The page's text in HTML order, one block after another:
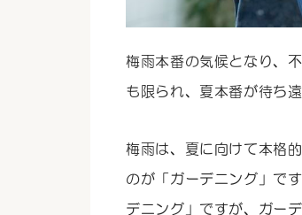
梅雨本番の気候となり、
も限られ、夏本番が待ち
梅雨は、夏に向けて本格
のが「ガーデニング」で
デニング」ですが、ガー